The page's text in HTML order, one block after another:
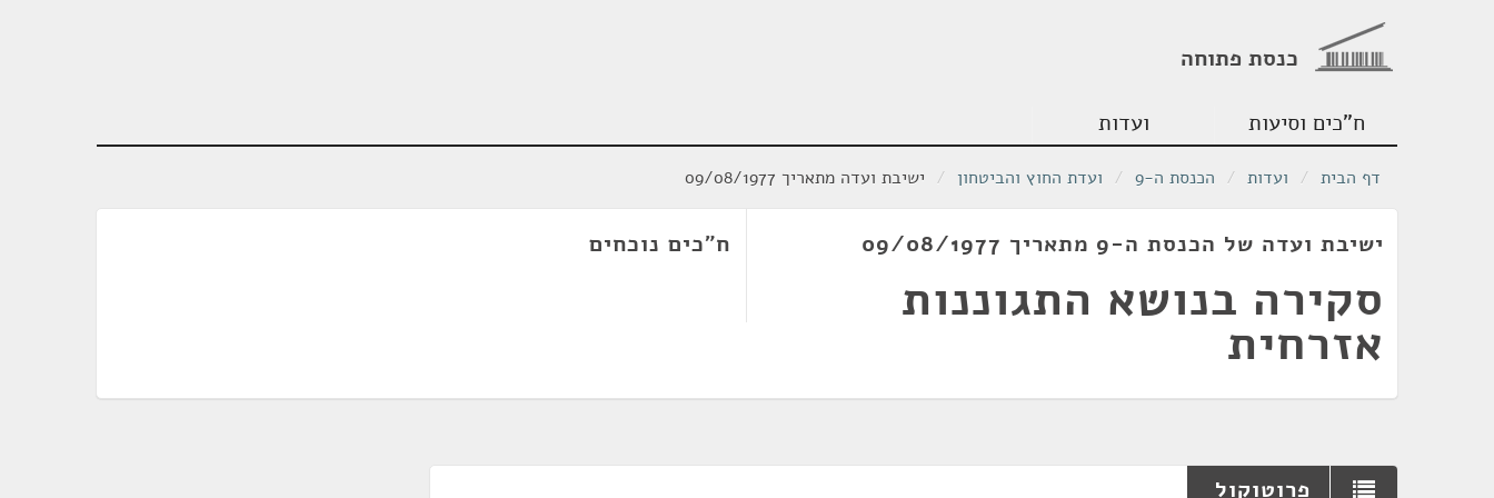
כנסת פתוחה
ח"כים וסיעות ועדות
דף הבית / ועדות / הכנסת ה-9 / ועדת החוץ והביטחון / ישיבת ועדה מתאריך 09/08/1977
ישיבת ועדה של הכנסת ה-9 מתאריך 09/08/1977
סקירה בנושא התגוננות
אזרחית
ח"כים נוכחים
פרוטוקול